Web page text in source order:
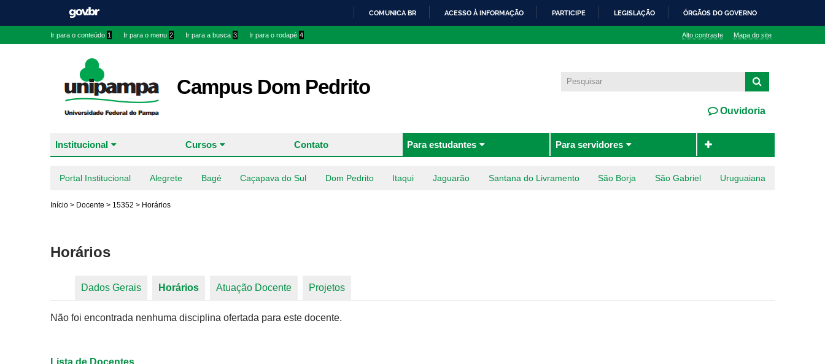
COMUNICA BR ACESSO À INFORMAÇÃO PARTICIPE LEGISLAÇÃO ÓRGÃOS DO GOVERNO
Ir para o conteúdo 1 Ir para o menu 2 Ir para a busca 3 Ir para o rodapé 4 Alto contraste Mapa do site
Campus Dom Pedrito
Ouvidoria
Institucional Cursos Contato Para estudantes Para servidores
Portal Institucional Alegrete Bagé Caçapava do Sul Dom Pedrito Itaqui Jaguarão Santana do Livramento São Borja São Gabriel Uruguaiana
Início > Docente > 15352 > Horários
Horários
Dados Gerais Horários (aba ativa)
Atuação Docente Projetos
Não foi encontrada nenhuma disciplina ofertada para este docente.
Lista de Docentes